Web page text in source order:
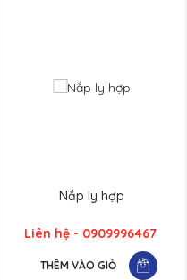
Nắp ly hợp
Liên hệ - 0909996467
THÊM VÀO GIỎ